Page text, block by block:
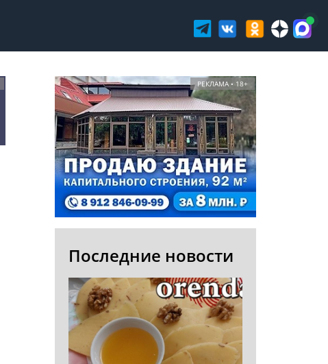
РЕКЛАМА • 18+
Последние новости